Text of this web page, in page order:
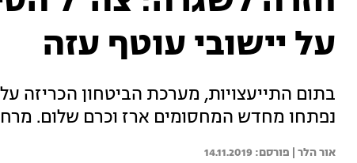
על יישובי עוטף עזה
בתום התייעצויות, מערכת הביטחון הכריזה
נפתחו מחדש המחסומים ארז וכרם שלום. מרחב הדייג
אור הלר | 14.11.2019